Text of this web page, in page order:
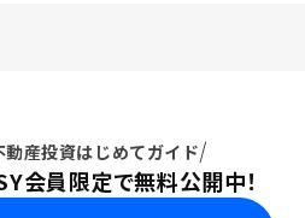
動産投資はじめてガイド
会員限定で無料公開中！